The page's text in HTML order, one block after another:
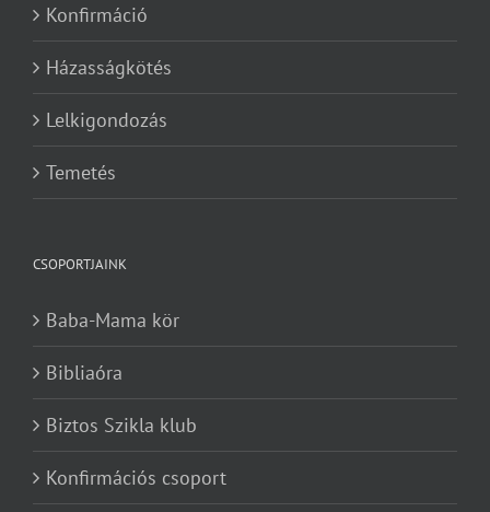
Konfirmáció
Házasságkötés
Lelkigondozás
Temetés
CSOPORTJAINK
Baba-Mama kör
Bibliaóra
Biztos Szikla klub
Konfirmációs csoport